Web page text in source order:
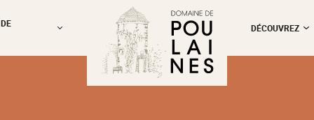
DÉCOUVREZ